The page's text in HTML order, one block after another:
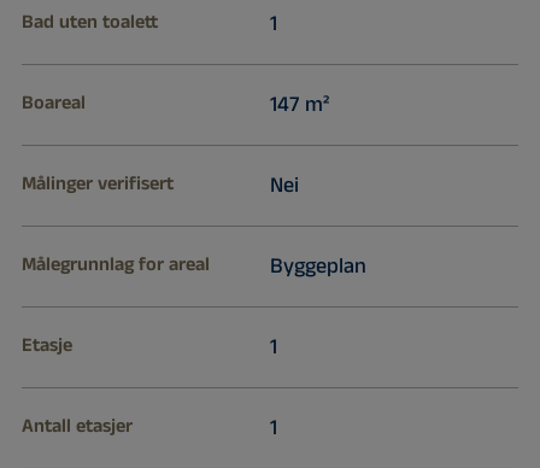
Bad uten toalett 1
Boareal 147 m²
Målinger verifisert Nei
Målegrunnlag for areal Byggeplan
Etasje 1
Antall etasjer 1